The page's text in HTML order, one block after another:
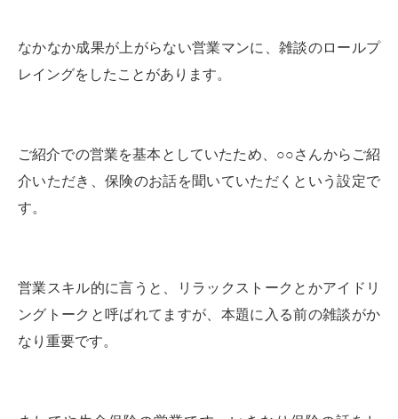
なかなか成果が上がらない営業マンに、雑談のロールプ
レイングをしたことがあります。
ご紹介での営業を基本としていたため、○○さんからご紹
介いただき、保険のお話を聞いていただくという設定で
す。
営業スキル的に言うと、リラックストークとかアイドリ
ングトークと呼ばれてますが、本題に入る前の雑談がか
なり重要です。